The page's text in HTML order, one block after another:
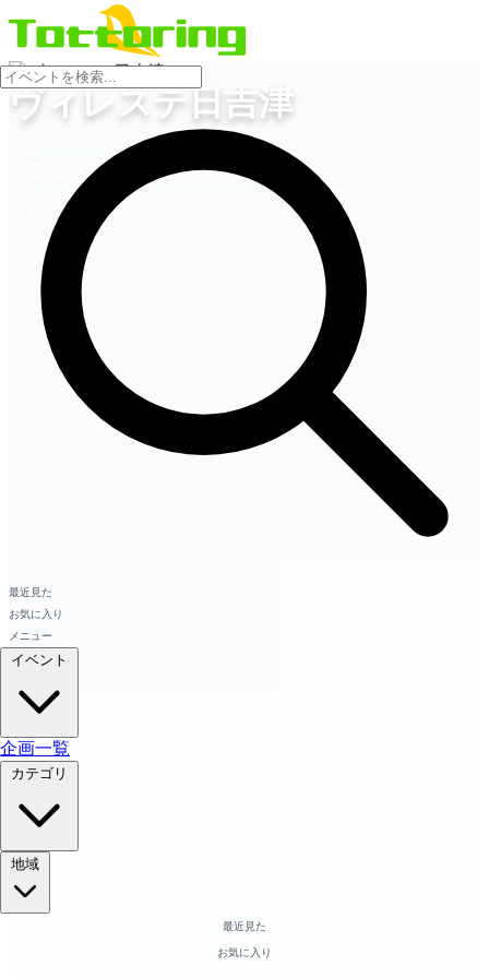
最近見た
お気に入り
メニュー
企画一覧
最近見た
お気に入り
会場
ヴィレステ日吉津
鳥取県西伯郡日吉津村日吉津930
12件のイベント情報